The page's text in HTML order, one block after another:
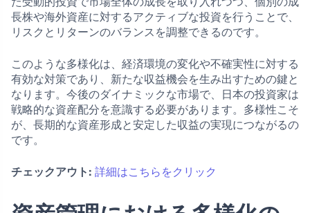
長株や海外資産に対するアクティブな投資を行うことで、
リスクとリターンのバランスを調整できるのです。
このような多様化は、経済環境の変化や不確実性に対する
有効な対策であり、新たな収益機会を生み出すための鍵と
なります。今後のダイナミックな市場で、日本の投資家は
戦略的な資産配分を意識する必要があります。多様性こそ
が、長期的な資産形成と安定した収益の実現につながるの
です。
チェックアウト: 詳細はこちらをクリック